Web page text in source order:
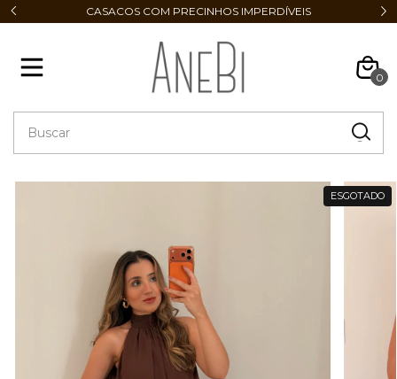
CASACOS COM PRECINHOS IMPERDÍVEIS
0
ESGOTADO